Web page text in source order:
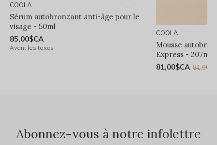
COOLA
Sérum autobronzant anti-âge pour le
visage - 50ml
85,00$CA
Avant les taxes
COOLA
Mousse
Express - 207ml
81,00$CA
Abonnez-vous à notre infolettre